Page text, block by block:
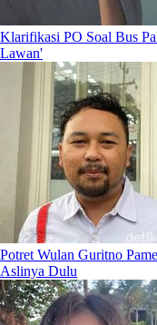
Klarifikasi PO Soal Bus
Lawan'
Potret Wulan Guritno
Aslinya Dulu